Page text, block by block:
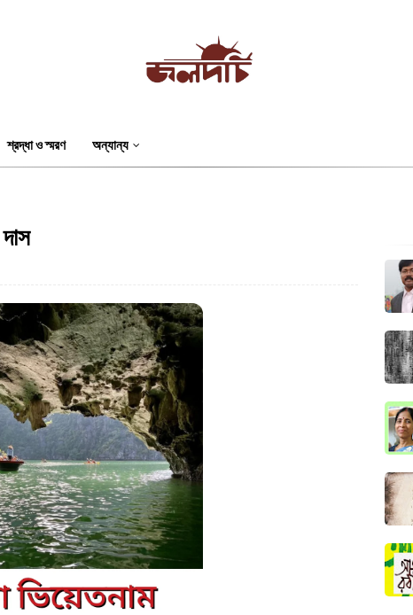
শ্রদ্ধা ও স্মরণ অন্যান্য